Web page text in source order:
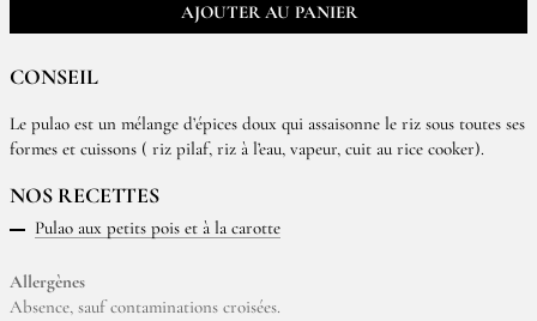
AJOUTER AU PANIER
CONSEIL
Le pulao est un mélange d’épices doux qui assaisonne le riz sous toutes ses
formes et cuissons ( riz pilaf, riz à l’eau, vapeur, cuit au rice cooker).
NOS RECETTES
Pulao aux petits pois et à la carotte
Allergènes
Absence, sauf contaminations croisées.